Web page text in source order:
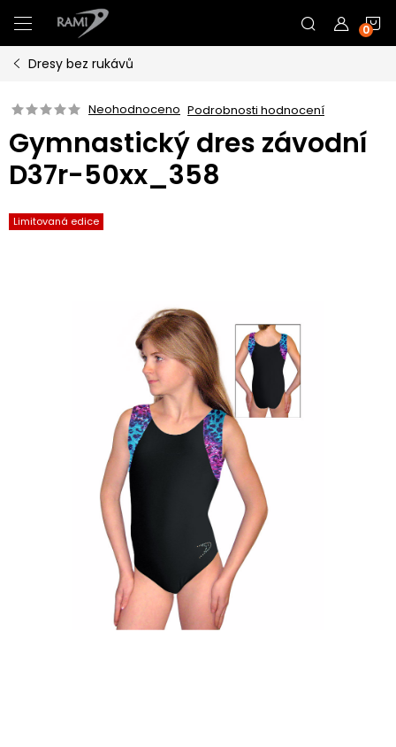
na
obsah
Dresy bez rukávů
Neohodnoceno Podrobnosti hodnocení
Gymnastický dres závodní
D37r-50xx_358
Limitovaná edice